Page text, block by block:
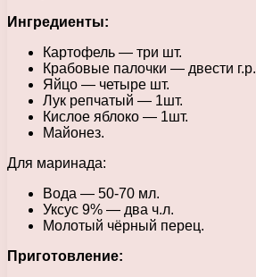
Ингредиенты:
Картофель — три шт.
Крабовые палочки — двести г.р.
Яйцо — четыре шт.
Лук репчатый — 1шт.
Кислое яблоко — 1шт.
Майонез.
Для маринада:
Вода — 50-70 мл.
Уксус 9% — два ч.л.
Молотый чёрный перец.
Приготовление: